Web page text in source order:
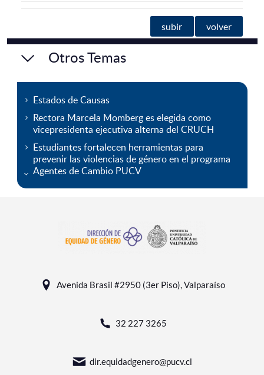
subir volver
Otros Temas
Estados de Causas
Rectora Marcela Momberg es elegida como
vicepresidenta ejecutiva alterna del CRUCH
Estudiantes fortalecen herramientas para
prevenir las violencias de género en el programa
Agentes de Cambio PUCV
Avenida Brasil #2950 (3er Piso), Valparaíso
32 227 3265
dir.equidadgenero@pucv.cl